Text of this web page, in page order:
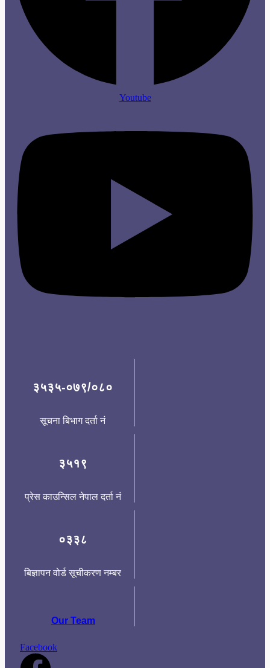
Youtube
३५३५-०७९/०८०
सूचना बिभाग दर्ता नं
३५१९
प्रेस काउन्सिल नेपाल दर्ता नं
०३३८
बिज्ञापन वोर्ड सूचीकरण नम्बर
Our Team
Facebook